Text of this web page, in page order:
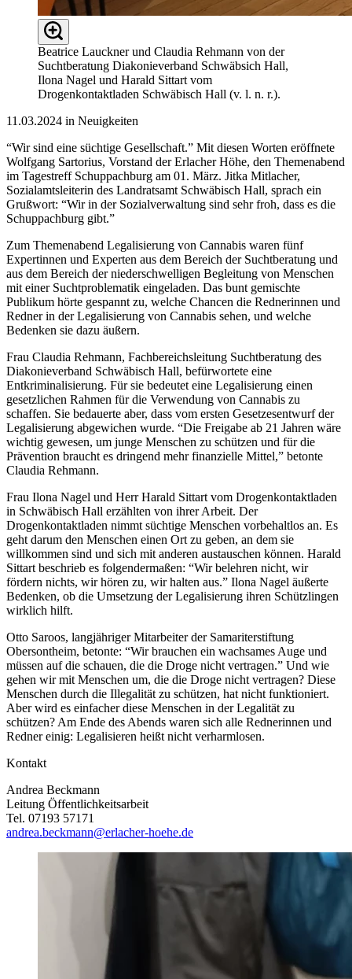
Beatrice Lauckner und Claudia Rehmann von der
Suchtberatung Diakonieverband Schwäbsich Hall,
Ilona Nagel und Harald Sittart vom
Drogenkontaktladen Schwäbisch Hall (v. l. n. r.).
11.03.2024 in Neuigkeiten
“Wir sind eine süchtige Gesellschaft.” Mit diesen Worten eröffnete
Wolfgang Sartorius, Vorstand der Erlacher Höhe, den Themenabend
im Tagestreff Schuppachburg am 01. März. Jitka Mitlacher,
Sozialamtsleiterin des Landratsamt Schwäbisch Hall, sprach ein
Grußwort: “Wir in der Sozialverwaltung sind sehr froh, dass es die
Schuppachburg gibt.”
Zum Themenabend Legalisierung von Cannabis waren fünf
Expertinnen und Experten aus dem Bereich der Suchtberatung und
aus dem Bereich der niederschwelligen Begleitung von Menschen
mit einer Suchtproblematik eingeladen. Das bunt gemischte
Publikum hörte gespannt zu, welche Chancen die Rednerinnen und
Redner in der Legalisierung von Cannabis sehen, und welche
Bedenken sie dazu äußern.
Frau Claudia Rehmann, Fachbereichsleitung Suchtberatung des
Diakonieverband Schwäbisch Hall, befürwortete eine
Entkriminalisierung. Für sie bedeutet eine Legalisierung einen
gesetzlichen Rahmen für die Verwendung von Cannabis zu
schaffen. Sie bedauerte aber, dass vom ersten Gesetzesentwurf der
Legalisierung abgewichen wurde. “Die Freigabe ab 21 Jahren wäre
wichtig gewesen, um junge Menschen zu schützen und für die
Prävention braucht es dringend mehr finanzielle Mittel,” betonte
Claudia Rehmann.
Frau Ilona Nagel und Herr Harald Sittart vom Drogenkontaktladen
in Schwäbisch Hall erzählten von ihrer Arbeit. Der
Drogenkontaktladen nimmt süchtige Menschen vorbehaltlos an. Es
geht darum den Menschen einen Ort zu geben, an dem sie
willkommen sind und sich mit anderen austauschen können. Harald
Sittart beschrieb es folgendermaßen: “Wir belehren nicht, wir
fördern nichts, wir hören zu, wir halten aus.” Ilona Nagel äußerte
Bedenken, ob die Umsetzung der Legalisierung ihren Schützlingen
wirklich hilft.
Otto Saroos, langjähriger Mitarbeiter der Samariterstiftung
Obersontheim, betonte: “Wir brauchen ein wachsames Auge und
müssen auf die schauen, die die Droge nicht vertragen.” Und wie
gehen wir mit Menschen um, die die Droge nicht vertragen? Diese
Menschen durch die Illegalität zu schützen, hat nicht funktioniert.
Aber wird es einfacher diese Menschen in der Legalität zu
schützen? Am Ende des Abends waren sich alle Rednerinnen und
Redner einig: Legalisieren heißt nicht verharmlosen.
Kontakt
Andrea Beckmann
Leitung Öffentlichkeitsarbeit
Tel. 07193 57171
andrea.beckmann@erlacher-hoehe.de